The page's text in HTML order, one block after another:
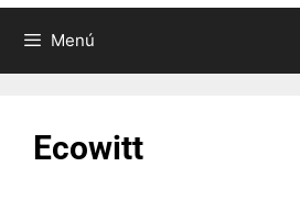
Menú
Ecowitt